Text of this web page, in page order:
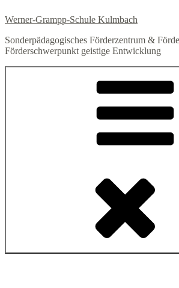
Inhalt
Werner-Grampp-Schule Kulmbach
Sonderpädagogisches Förderzentrum &
Förderschwerpunkt geistige Entwicklung